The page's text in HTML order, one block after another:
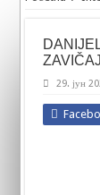
29. јун